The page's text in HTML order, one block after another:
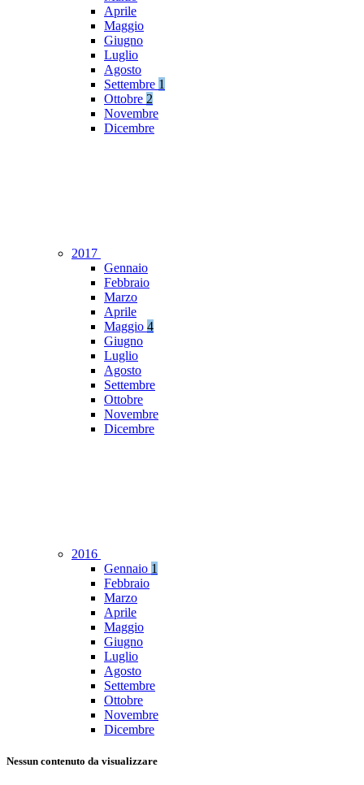
Aprile
Maggio
Giugno
Luglio
Agosto
Settembre 1
Ottobre 2
Novembre
Dicembre
2017
Gennaio
Febbraio
Marzo
Aprile
Maggio 4
Giugno
Luglio
Agosto
Settembre
Ottobre
Novembre
Dicembre
2016
Gennaio 1
Febbraio
Marzo
Aprile
Maggio
Giugno
Luglio
Agosto
Settembre
Ottobre
Novembre
Dicembre
Nessun contenuto da visualizzare